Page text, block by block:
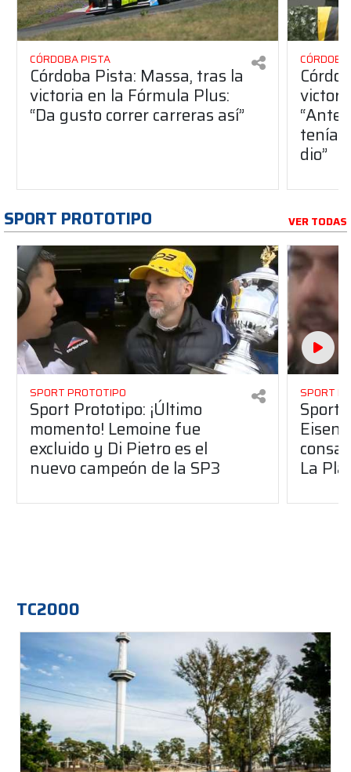
CÓRDOBA PISTA
Córdoba Pista: Massa, tras la
victoria en la Fórmula Plus:
“Da gusto correr carreras así”
dio”
SPORT PROTOTIPO VER TODAS
SPORT PROTOTIPO
Sport Prototipo: ¡Último
momento! Lemoine fue
excluido y Di Pietro es el
nuevo campeón de la SP3
SPORT
Sport
La
TC2000